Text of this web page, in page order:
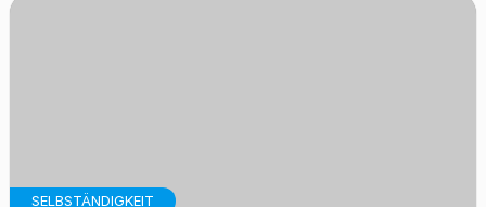
SELBSTÄNDIGKEIT